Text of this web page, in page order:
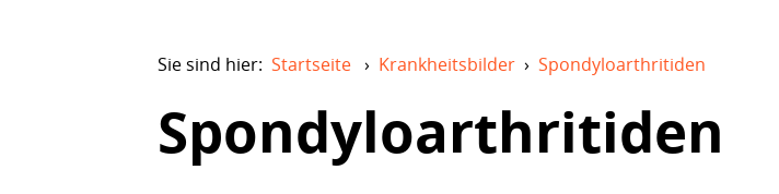
Sie sind hier: Startseite › Krankheitsbilder › Spondyloarthritiden
Spondyloarthritiden